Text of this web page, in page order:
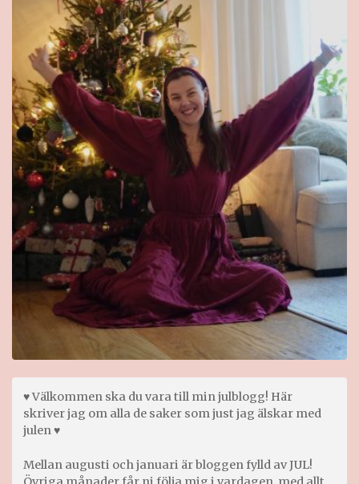
♥ Välkommen ska du vara till min julblogg! Här
skriver jag om alla de saker som just jag älskar med
julen ♥
Mellan augusti och januari är bloggen fylld av JUL!